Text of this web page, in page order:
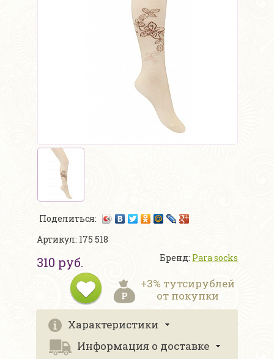
Поделиться:
Артикул: 175 518
310 руб. Бренд: Para socks
+3% тутсирублей
от покупки
Характеристики
Информация о доставке